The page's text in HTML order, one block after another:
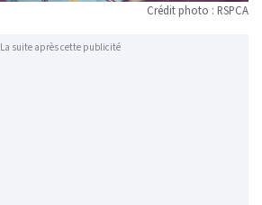
Crédit photo : RSPCA
La suite après cette publicité